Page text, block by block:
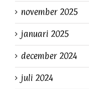
november 2025
januari 2025
december 2024
juli 2024